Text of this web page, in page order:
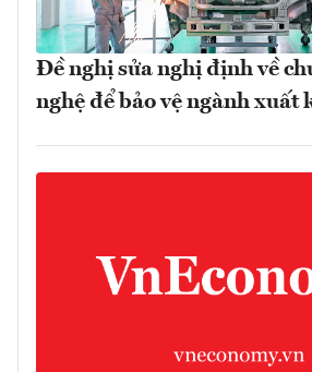
Đề nghị sửa nghị định về
nghệ để bảo vệ ngành xuất